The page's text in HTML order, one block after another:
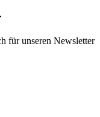
für unseren Newsletter